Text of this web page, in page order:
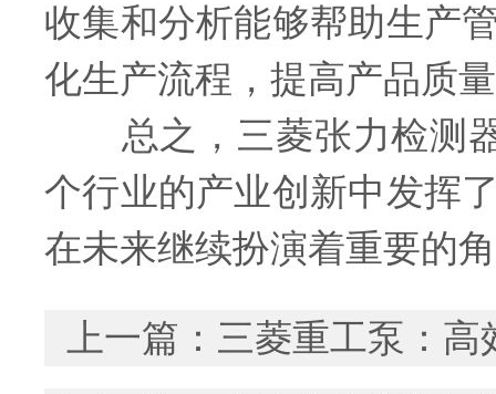
收集和分析能够帮助生产
化生产流程，提高产品质
总之，三菱张力检测器
个行业的产业创新中发挥
在未来继续扮演着重要的
上一篇： 三菱重工泵：